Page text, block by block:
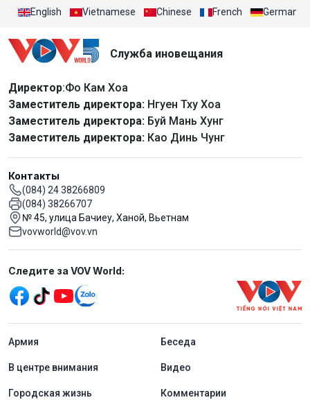
English Vietnamese Chinese French German
Служба иновещания
Директор:Фо Кам Хоа
Заместитель директора: Нгуен Тху Хоа
Заместитель директора: Буй Мань Хунг
Заместитель директора: Као Динь Чунг
Контакты
(084) 24 38266809
(084) 38266707
№ 45, улица Бачиеу, Ханой, Вьетнам
vovworld@vov.vn
Mạng xã hội
Следите за VOV World:
menu footer tiếng Nga
Aрмия Беседа
В центре внимания Видео
Городская жизнь Комментарии